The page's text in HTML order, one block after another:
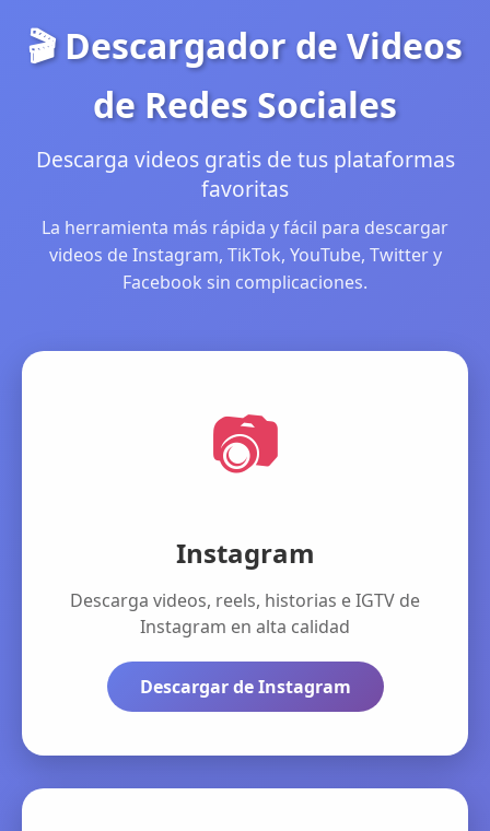
🎬 Descargador de Videos
de Redes Sociales
Descarga videos gratis de tus plataformas
favoritas
La herramienta más rápida y fácil para descargar
videos de Instagram, TikTok, YouTube, Twitter y
Facebook sin complicaciones.
📷
Instagram
Descarga videos, reels, historias e IGTV de
Instagram en alta calidad
Descargar de Instagram